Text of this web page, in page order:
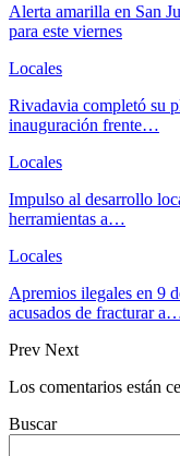
Alerta amarilla en San
para este viernes
Locales
Rivadavia completó su
inauguración frente…
Locales
Impulso al desarrollo
herramientas a…
Locales
Apremios ilegales en 9
acusados de fracturar
Prev Next
Los comentarios están
Buscar